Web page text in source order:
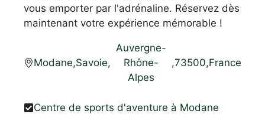
vous emporter par l'adrénaline. Réservez dès
maintenant votre expérience mémorable !
Modane,Savoie,
Auvergne-
Rhône-
Alpes
,73500,France
Centre de sports d'aventure à Modane